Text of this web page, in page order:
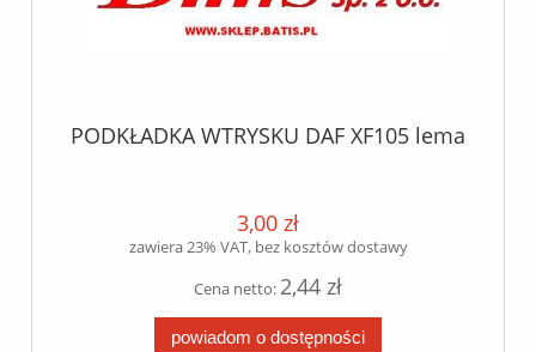
PODKŁADKA WTRYSKU DAF XF105 lema
3,00 zł
zawiera 23% VAT, bez kosztów dostawy
Cena netto: 2,44 zł
powiadom o dostępności